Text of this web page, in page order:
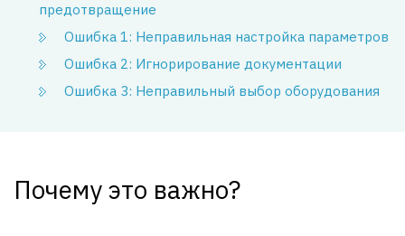
предотвращение
Ошибка 1: Неправильная настройка параметров
Ошибка 2: Игнорирование документации
Ошибка 3: Неправильный выбор оборудования
Почему это важно?